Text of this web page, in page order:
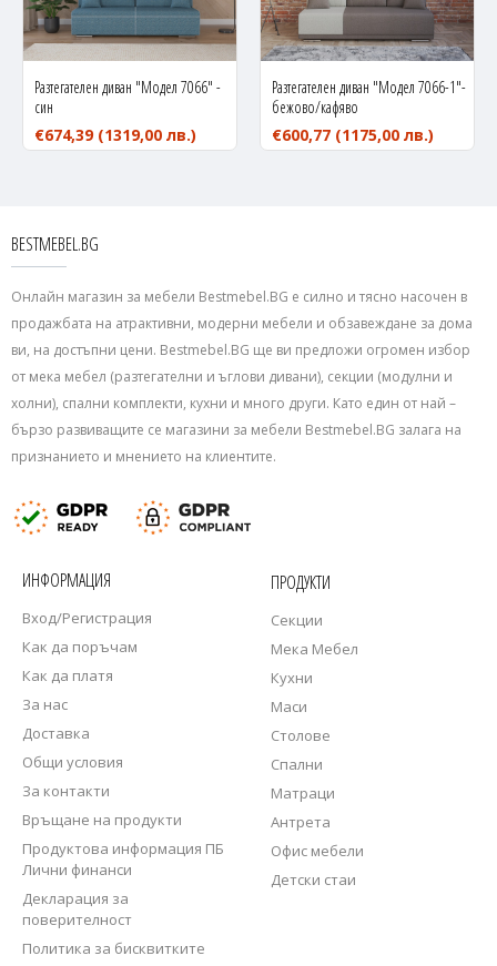
Разтегателен диван "Модел 7066" -
син
€674,39 (1319,00 лв.)
Разтегателен диван "Модел 7066-1"-
бежово/кафяво
€600,77 (1175,00 лв.)
BESTMEBEL.BG
Онлайн магазин за мебели Bestmebel.BG е силно и тясно насочен в
продажбата на атрактивни, модерни мебели и обзавеждане за дома
ви, на достъпни цени. Bestmebel.BG ще ви предложи огромен избор
от мека мебел (разтегателни и ъглови дивани), секции (модулни и
холни), спални комплекти, кухни и много други. Като един от най –
бързо развиващите се магазини за мебели Bestmebel.BG залага на
признанието и мнението на клиентите.
ИНФОРМАЦИЯ
Вход/Регистрация
Как да поръчам
Как да платя
За нас
Доставка
Общи условия
За контакти
Връщане на продукти
Продуктова информация ПБ
Лични финанси
Декларация за
поверителност
Политика за бисквитките
ПРОДУКТИ
Секции
Мека Мебел
Кухни
Маси
Столове
Спални
Матраци
Антрета
Офис мебели
Детски стаи